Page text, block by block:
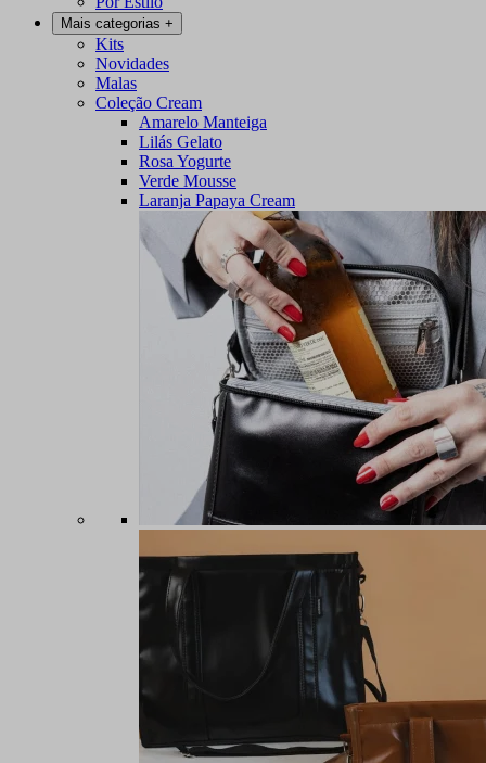
Mais categorias +
Kits
Novidades
Malas
Coleção Cream
Amarelo Manteiga
Lilás Gelato
Rosa Yogurte
Verde Mousse
Laranja Papaya Cream